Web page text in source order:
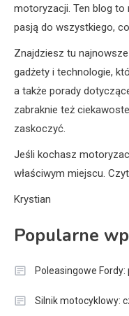
motoryzacji. Ten blog to
pasją do wszystkiego,
Znajdziesz tu
gadżety i technologie,
a także porady
zabraknie też
zaskoczyć.
Jeśli kochasz
właściwym miejscu.
Krystian
Popularne
Poleasingowe
Silnik motocyklowy: